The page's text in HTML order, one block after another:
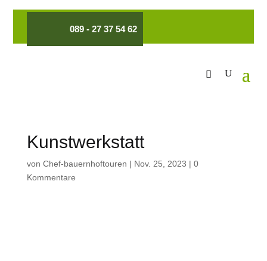
089 - 27 37 54 62
Kunstwerkstatt
von Chef-bauernhoftouren | Nov. 25, 2023 | 0
Kommentare